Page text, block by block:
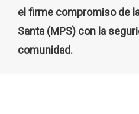
el firme compromiso de
Santa (MPS) con la
comunidad.